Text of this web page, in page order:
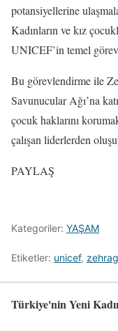
potansiyellerine
Kadınların ve kız
UNICEF’in temel
Bu görevlendirme ile
Savunucular Ağı’na
çocuk haklarını
çalışan liderlerden
PAYLAŞ
Kategoriler: YAŞAM
Etiketler: unicef,
Türkiye'nin Yeni